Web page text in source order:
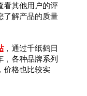
看其他用户的评
了解产品的质量
，通过千纸鹤日
，各种品牌系列
价格也比较实